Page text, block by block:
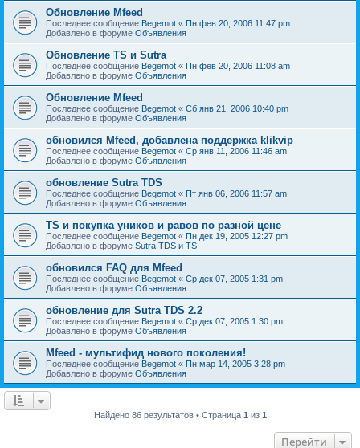
Обновление Mfeed
Последнее сообщение Begemot « Пн фев 20, 2006 11:47 pm
Добавлено в форуме Объявления
Обновление TS и Sutra
Последнее сообщение Begemot « Пн фев 20, 2006 11:08 am
Добавлено в форуме Объявления
Обновление Mfeed
Последнее сообщение Begemot « Сб янв 21, 2006 10:40 pm
Добавлено в форуме Объявления
обновился Mfeed, добавлена поддержка klikvip
Последнее сообщение Begemot « Ср янв 11, 2006 11:46 am
Добавлено в форуме Объявления
обновление Sutra TDS
Последнее сообщение Begemot « Пт янв 06, 2006 11:57 am
Добавлено в форуме Объявления
TS и покупка уников и равов по разной цене
Последнее сообщение Begemot « Пн дек 19, 2005 12:27 pm
Добавлено в форуме Sutra TDS и TS
обновился FAQ для Mfeed
Последнее сообщение Begemot « Ср дек 07, 2005 1:31 pm
Добавлено в форуме Объявления
обновление для Sutra TDS 2.2
Последнее сообщение Begemot « Ср дек 07, 2005 1:30 pm
Добавлено в форуме Объявления
Mfeed - мультифид нового поколения!
Последнее сообщение Begemot « Пн мар 14, 2005 3:28 pm
Добавлено в форуме Объявления
Найдено 86 результатов • Страница 1 из 1
Перейти